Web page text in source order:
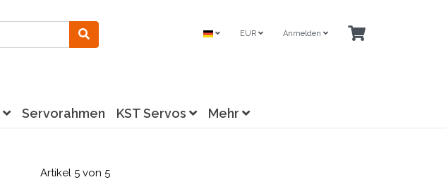
EUR Anmelden
Servorahmen KST Servos Mehr
Artikel 5 von 5